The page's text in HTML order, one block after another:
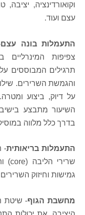
וקואורדינציה, יציבה,
עצם ועוד.
התעמלות בונה עצם
צפיפות
תרגילים המבוססים
והגמשת השרירים.
על דיוק, ביצוע
השיעור מתבצע
בדרך כלל מלווה
התעמלות בריאותית-
שרירי הליבה (core
)
גמישות וחיזוק
מחשבת הגוף- שיטת